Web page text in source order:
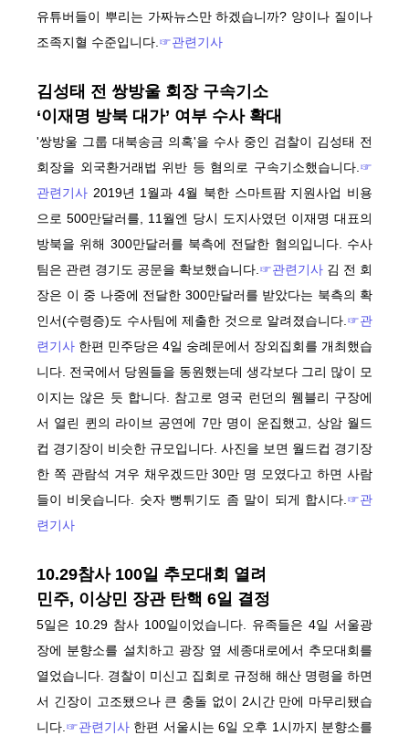
유튜버들이 뿌리는 가짜뉴스만 하겠습니까? 양이나 질이나
조족지혈 수준입니다. ☞관련기사
김성태 전 쌍방울 회장 구속기소
‘이재명 방북 대가’ 여부 수사 확대
'쌍방울 그룹 대북송금 의혹'을 수사 중인 검찰이 김성태 전
회장을 외국환거래법 위반 등 혐의로 구속기소했습니다. ☞
관련기사 2019년 1월과 4월 북한 스마트팜 지원사업 비용
으로 500만달러를, 11월엔 당시 도지사였던 이재명 대표의
방북을 위해 300만달러를 북측에 전달한 혐의입니다. 수사
팀은 관련 경기도 공문을 확보했습니다. ☞관련기사 김 전 회
장은 이 중 나중에 전달한 300만달러를 받았다는 북측의 확
인서(수령증)도 수사팀에 제출한 것으로 알려졌습니다. ☞관
련기사 한편 민주당은 4일 숭례문에서 장외집회를 개최했습
니다. 전국에서 당원들을 동원했는데 생각보다 그리 많이 모
이지는 않은 듯 합니다. 참고로 영국 런던의 웸블리 구장에
서 열린 퀸의 라이브 공연에 7만 명이 운집했고, 상암 월드
컵 경기장이 비슷한 규모입니다. 사진을 보면 월드컵 경기장
한 쪽 관람석 겨우 채우겠드만 30만 명 모였다고 하면 사람
들이 비웃습니다. 숫자 뻥튀기도 좀 말이 되게 합시다. ☞관
련기사
10.29참사 100일 추모대회 열려
민주, 이상민 장관 탄핵 6일 결정
5일은 10.29 참사 100일이었습니다. 유족들은 4일 서울광
장에 분향소를 설치하고 광장 옆 세종대로에서 추모대회를
열었습니다. 경찰이 미신고 집회로 규정해 해산 명령을 하면
서 긴장이 고조됐으나 큰 충돌 없이 2시간 만에 마무리됐습
니다. ☞관련기사 한편 서울시는 6일 오후 1시까지 분향소를